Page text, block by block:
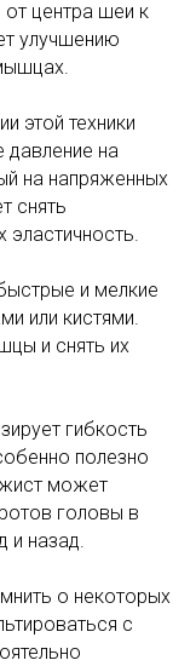
центра шеи к
улучшению
этой техники
на
на напряженных
снять
и мелкие
или кистями.
и снять их
гибкость
полезно
может
головы в
и назад.
о некоторых
с